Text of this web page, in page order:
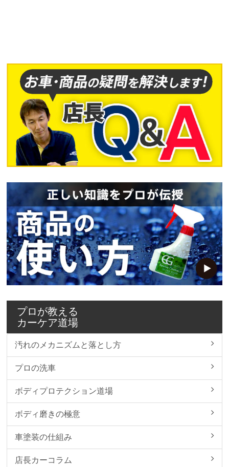
プロが教える
カーケア道場
汚れのメカニズムと落とし方
プロの洗車
ボディプロテクション道場
ボディ磨きの極意
車塗装の仕組み
店長カーコラム